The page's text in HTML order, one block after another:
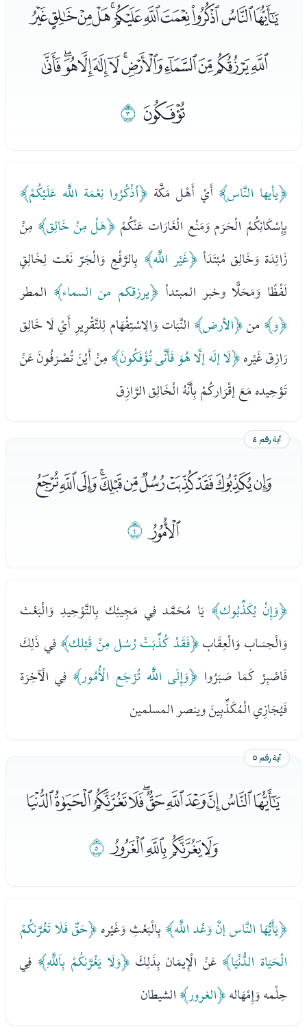
ﯱﯲﯳﯴﯵﯶﯷﯸﯹﯺﯻ
ﯼﯽﯾﯿﰀﰁﰂﰃﰄﰅﰆﰇ
ﰈ ﰉ
﴿يأيها النَّاس﴾ أَيْ أَهْل مَكَّة ﴿اُذْكُرُوا نِعْمَة اللَّه عَلَيْكُمْ﴾
بِإِسْكَانِكُمْ الْحَرَم وَمَنْع الْغَارَات عَنْكُمْ ﴿هَلْ مِنْ خَالِق﴾ مِنْ
زَائِدَة وَخَالِق مُبْتَدَأ﴿غَيْر اللَّه﴾ بِالرَّفْعِ وَالْجَرّ نَعْت لِخَالِقٍ
لَفْظًا وَمَحَلًّا وخبر المبتدأ ﴿يرزقكم من السماء﴾ المطر
﴿و﴾ من﴿الأرض﴾ النَّبَات وَالِاسْتِفْهَام لِلتَّقْرِيرِ أَيْ لَا خَالِق
رَازِق غَيْره﴿لَا إلَه إلَّا هُوَ فَأَنَّى تُؤْفَكُونَ﴾مِنْ أَيْنَ تُصْرَفُونَ عَنْ
تَوْحِيده مَعَ إقْرَاركُمْ بِأَنَّهُ الْخَالِق الرَّازِق
آية رقم ٤
ﭑﭒﭓﭔﭕﭖﭗﭘﭙﭚﭛ
ﭜﭝ
﴿وَإِنْ يُكَذِّبُوك﴾ يَا مُحَمَّد فِي مَجِيئِك بِالتَّوْحِيدِ وَالْبَعْث
وَالْحِسَاب وَالْعِقَاب﴿فَقَدْ كُذِّبَتْ رُسُل مِنْ قَبْلك﴾فِي ذَلِكَ
فَاصْبِرْ كَمَا صَبَرُوا ﴿وَإِلَى اللَّه تُرْجَع الْأُمُور﴾ فِي الْآخِرَة
فَيُجَازِي الْمُكَذِّبِينَ وينصر المسلمين
آية رقم ٥
ﭞﭟﭠﭡﭢﭣﭤﭥﭦﭧﭨ
ﭩﭪﭫﭬﭭ
﴿يَأَيُّهَا النَّاس إنَّ وَعْد اللَّه﴾ بِالْبَعْثِ وَغَيْره﴿حَقّ فَلَا تَغُرَّنكُمْ
الْحَيَاة الدُّنْيَا﴾ عَنْ الْإِيمَان بِذَلِكَ﴿وَلَا يَغُرَّنكُمْ بِاَللَّهِ﴾ فِي
حِلْمه وَإِمْهَاله﴿الغرور﴾الشيطان